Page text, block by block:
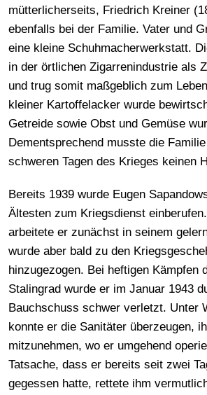
mütterlicherseits, Friedrich Kreiner
ebenfalls bei der Familie. Vater und
eine kleine Schuhmacherwerkstatt.
in der örtlichen Zigarrenindustrie als
und trug somit maßgeblich zum
kleiner Kartoffelacker wurde
Getreide sowie Obst und Gemüse
Dementsprechend musste die
schweren Tagen des Krieges keinen
Bereits 1939 wurde Eugen
Ältesten zum Kriegsdienst
arbeitete er zunächst in seinem
wurde aber bald zu den
hinzugezogen. Bei heftigen Kämpfen
Stalingrad wurde er im Januar 1943
Bauchschuss schwer verletzt. Unter
konnte er die Sanitäter überzeugen,
mitzunehmen, wo er umgehend
Tatsache, dass er bereits seit zwei
gegessen hatte, rettete ihm